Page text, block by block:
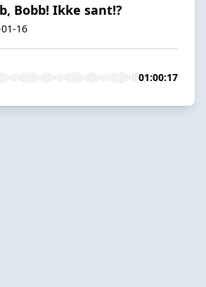
Bobb! Ikke sant!?
16
01:00:17